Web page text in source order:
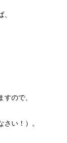
ので、
さい！）。